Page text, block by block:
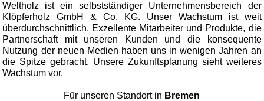
Weltholz ist ein selbstständiger Unternehmensbereich der
Klöpferholz GmbH & Co. KG. Unser Wachstum ist weit
überdurchschnittlich. Exzellente Mitarbeiter und Produkte, die
Partnerschaft mit unseren Kunden und die konsequente
Nutzung der neuen Medien haben uns in wenigen Jahren an
die Spitze gebracht. Unsere Zukunftsplanung sieht weiteres
Wachstum vor.
Für unseren Standort in Bremen